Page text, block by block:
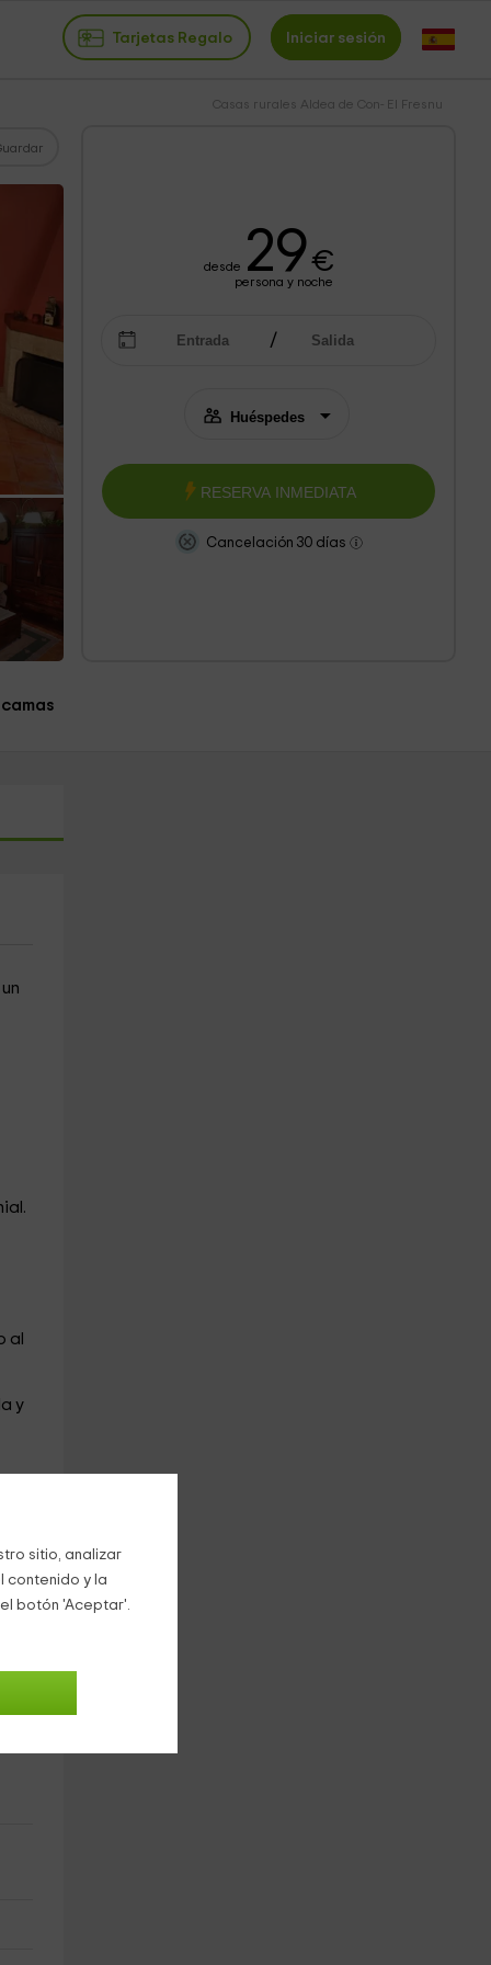
sitio, analizar
contenido y la
botón 'Aceptar'.
Tarjetas Regalo Iniciar sesión
Casas rurales Aldea de Con- El Fresnu
desde 29€
persona y noche
RESERVA INMEDIATA
Cancelación 30 días
camas
al
y